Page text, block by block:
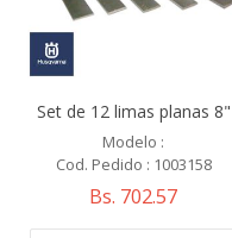
Set de 12 limas planas 8"
Modelo :
Cod. Pedido : 1003158
Bs. 702.57